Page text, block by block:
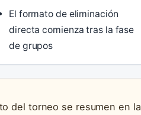
El formato de eliminación
directa comienza tras la fase
de grupos
del torneo se resumen en la